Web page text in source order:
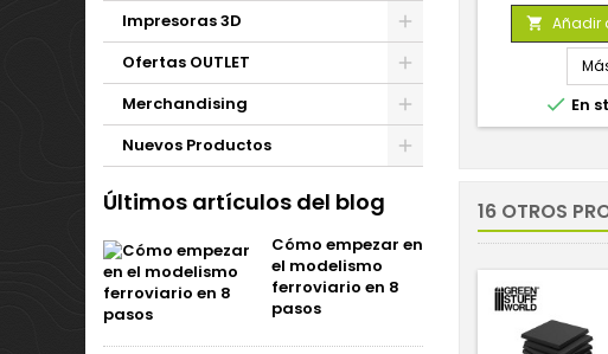
Impresoras 3D
Ofertas OUTLET
Merchandising
Nuevos Productos
Últimos artículos del blog
Cómo empezar en
el modelismo
ferroviario en 8
pasos
 Añadir
 En
16 OTROS